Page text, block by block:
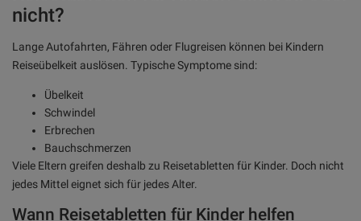
nicht?
Lange Autofahrten, Fähren oder Flugreisen können bei Kindern
Reiseübelkeit auslösen. Typische Symptome sind:
Übelkeit
Schwindel
Erbrechen
Bauchschmerzen
Viele Eltern greifen deshalb zu Reisetabletten für Kinder. Doch nicht
jedes Mittel eignet sich für jedes Alter.
Wann Reisetabletten für Kinder helfen